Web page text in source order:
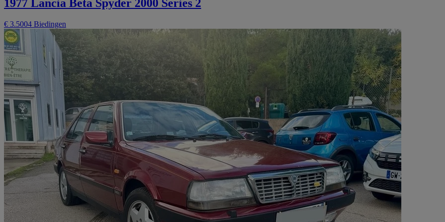
1977 Lancia Beta Spyder 2000 Series 2
€ 3.5004 Biedingen